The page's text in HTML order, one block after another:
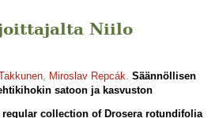
Niilo
, Miroslav Repcák. Säännöllisen
satoon ja kasvuston
regular collection of Drosera rotundifolia